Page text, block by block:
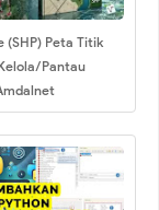
(SHP) Peta Titik
Pantau